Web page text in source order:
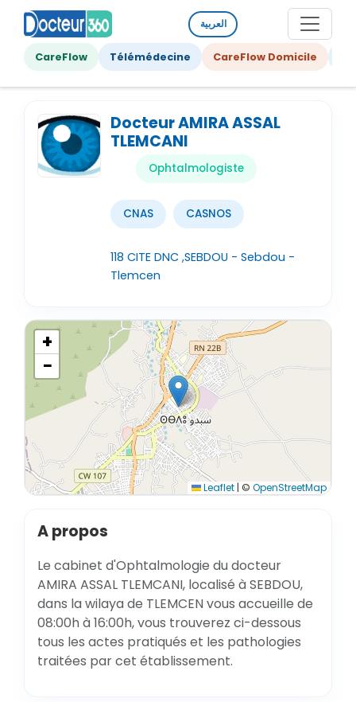
العربية
CareFlow Télémédecine CareFlow Domicile
Docteur AMIRA ASSAL
TLEMCANI
Ophtalmologiste
CNAS CASNOS
118 CITE DNC ,SEBDOU - Sebdou -
Tlemcen
+
−
Leaflet | © OpenStreetMap
A propos
Le cabinet d'Ophtalmologie du docteur
AMIRA ASSAL TLEMCANI, localisé à SEBDOU,
dans la wilaya de TLEMCEN vous accueille de
08:00h à 16:00h, vous trouverez ci-dessous
tous les actes pratiqués et les pathologies
traitées par cet établissement.